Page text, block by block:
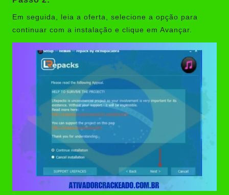
Em seguida, leia a oferta, selecione a opção para
continuar com a instalação e clique em Avançar.